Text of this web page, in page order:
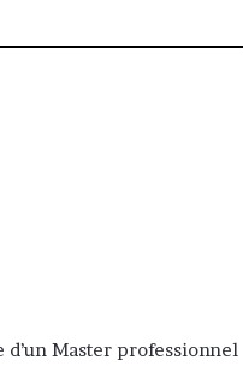
Master professionnel